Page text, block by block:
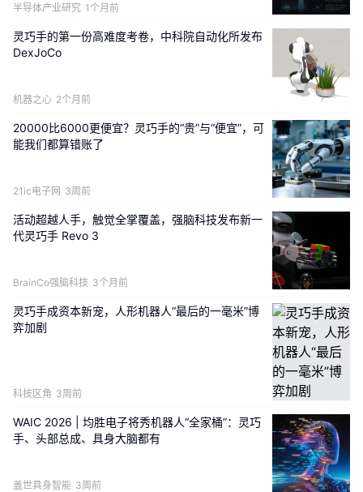
Revo 3的说服力，不止于展台上的演示。
BrainCo强脑科技从智能假肢领域积累的近百项
可靠性测试标准，全掌触觉传感与指尖视触觉融
合的精细感知能力，以及对MuJoCo、Isaac
整适配，共同构成了Revo 3系列灵巧手从实验
半导体产业研究 1个月前
灵巧手的第一份高难度考卷，中科院自动化所发布
DexJoCo
机器之心 2个月前
20000比6000更便宜？灵巧手的“贵”与“便宜”，可
能我们都算错账了
21ic电子网 3周前
活动超越人手，触觉全掌覆盖，强脑科技发布新一
代灵巧手 Revo 3
BrainCo强脑科技 3个月前
灵巧手成资本新宠，人形机器人“最后的一毫米”博
弈加剧
科技区角 3周前
WAIC 2026 | 均胜电子将秀机器人“全家桶”：灵巧
手、头部总成、具身大脑都有
盖世具身智能 3周前